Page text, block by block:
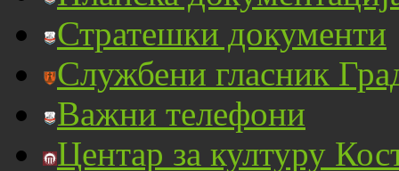
Стратешки документи
Службени гласник
Важни телефони
Центар за културу